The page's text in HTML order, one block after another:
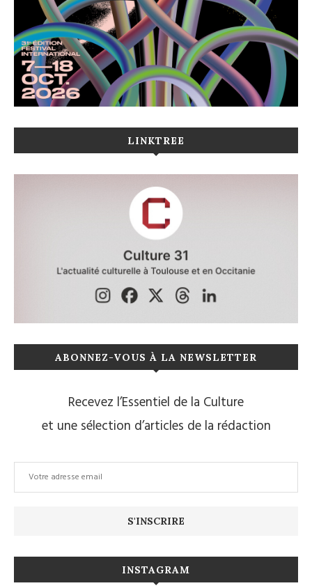
LINKTREE
ABONNEZ-VOUS À LA NEWSLETTER
Recevez l’Essentiel de la Culture
et une sélection d’articles de la rédaction
INSTAGRAM